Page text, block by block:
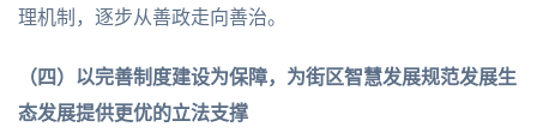
理机制，逐步从善政走向善治。
（四）以完善制度建设为保障，为街区智慧发展规范发展生
态发展提供更优的立法支撑